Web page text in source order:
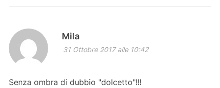
Mila
31 Ottobre 2017 alle 10:42
Senza ombra di dubbio "dolcetto"!!!